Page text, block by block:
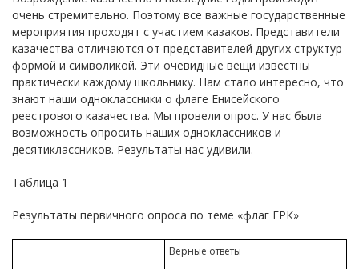
очень стремительно. Поэтому все важные государственные
мероприятия проходят с участием казаков. Представители
казачества отличаются от представителей других структур
формой и символикой. Эти очевидные вещи известны
практически каждому школьнику. Нам стало интересно, что
знают наши одноклассники о флаге Енисейского
реестрового казачества. Мы провели опрос. У нас была
возможность опросить наших одноклассников и
десятиклассников. Результаты нас удивили.
Таблица 1
Результаты первичного опроса по теме «флаг ЕРК»
Верные ответы